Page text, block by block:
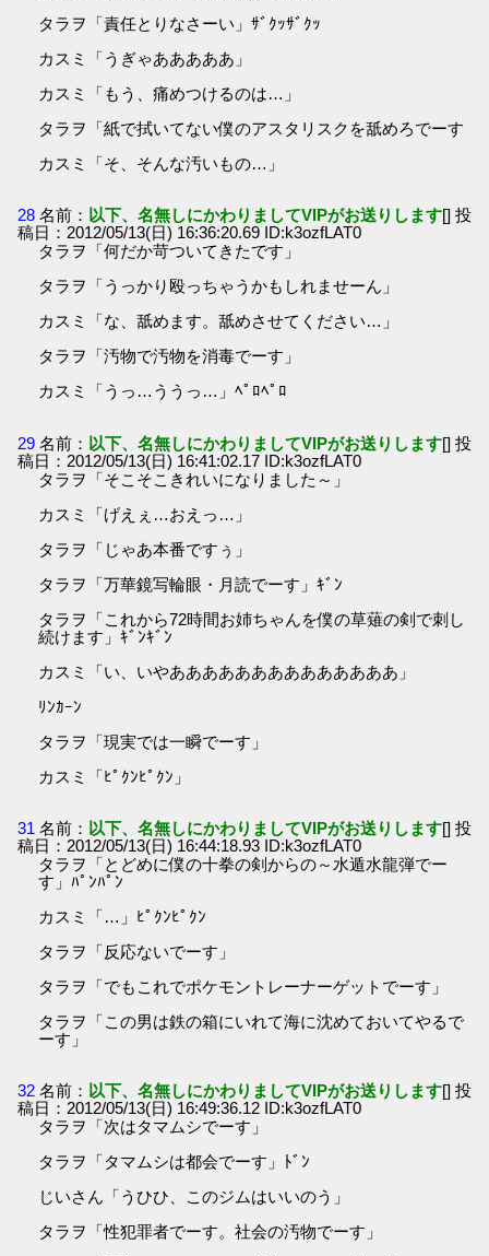
タラヲ「責任とりなさーい」ｻﾞｸｯｻﾞｸｯ
カスミ「うぎゃあああああ」
カスミ「もう、痛めつけるのは…」
タラヲ「紙で拭いてない僕のアスタリスクを舐めろでーす
カスミ「そ、そんな汚いもの…」
28 名前： 以下、名無しにかわりましてVIPがお送りします[] 投
稿日：2012/05/13(日) 16:36:20.69 ID:k3ozfLAT0
タラヲ「何だか苛ついてきたです」
タラヲ「うっかり殴っちゃうかもしれませーん」
カスミ「な、舐めます。舐めさせてください…」
タラヲ「汚物で汚物を消毒でーす」
カスミ「うっ…ううっ…」ﾍﾟﾛﾍﾟﾛ
29 名前： 以下、名無しにかわりましてVIPがお送りします[] 投
稿日：2012/05/13(日) 16:41:02.17 ID:k3ozfLAT0
タラヲ「そこそこきれいになりました～」
カスミ「げえぇ…おえっ…」
タラヲ「じゃあ本番ですぅ」
タラヲ「万華鏡写輪眼・月読でーす」ｷﾞﾝ
タラヲ「これから72時間お姉ちゃんを僕の草薙の剣で刺し
続けます」ｷﾞﾝｷﾞﾝ
カスミ「い、いやああああああああああああああ」
ﾘﾝｶｰﾝ
タラヲ「現実では一瞬でーす」
カスミ「ﾋﾟｸﾝﾋﾟｸﾝ」
31 名前： 以下、名無しにかわりましてVIPがお送りします[] 投
稿日：2012/05/13(日) 16:44:18.93 ID:k3ozfLAT0
タラヲ「とどめに僕の十拳の剣からの～水遁水龍弾でー
す」ﾊﾟﾝﾊﾟﾝ
カスミ「…」ﾋﾟｸﾝﾋﾟｸﾝ
タラヲ「反応ないでーす」
タラヲ「でもこれでポケモントレーナーゲットでーす」
タラヲ「この男は鉄の箱にいれて海に沈めておいてやるで
ーす」
32 名前： 以下、名無しにかわりましてVIPがお送りします[] 投
稿日：2012/05/13(日) 16:49:36.12 ID:k3ozfLAT0
タラヲ「次はタマムシでーす」
タラヲ「タマムシは都会でーす」ﾄﾞﾝ
じいさん「うひひ、このジムはいいのう」
タラヲ「性犯罪者でーす。社会の汚物でーす」